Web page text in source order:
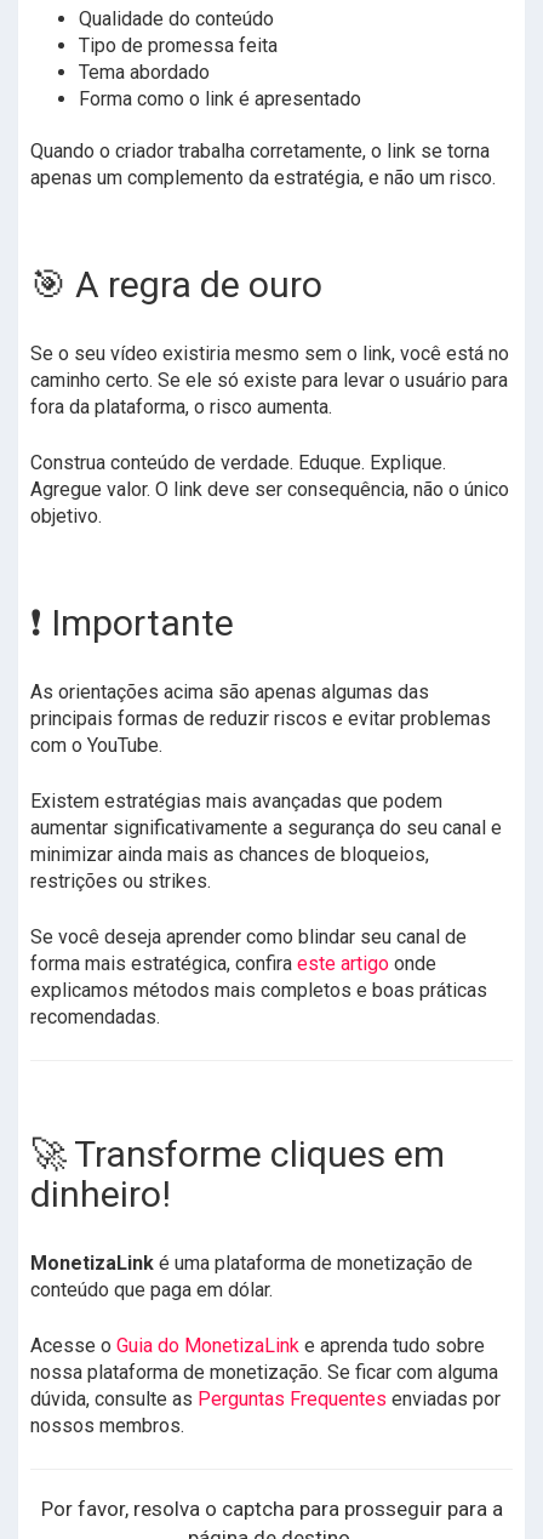
Qualidade do conteúdo
Tipo de promessa feita
Tema abordado
Forma como o link é apresentado
Quando o criador trabalha corretamente, o link se torna
apenas um complemento da estratégia, e não um risco.
🎯 A regra de ouro
Se o seu vídeo existiria mesmo sem o link, você está no
caminho certo. Se ele só existe para levar o usuário para
fora da plataforma, o risco aumenta.
Construa conteúdo de verdade. Eduque. Explique.
Agregue valor. O link deve ser consequência, não o único
objetivo.
❗ Importante
As orientações acima são apenas algumas das
principais formas de reduzir riscos e evitar problemas
com o YouTube.
Existem estratégias mais avançadas que podem
aumentar significativamente a segurança do seu canal e
minimizar ainda mais as chances de bloqueios,
restrições ou strikes.
Se você deseja aprender como blindar seu canal de
forma mais estratégica, confira este artigo onde
explicamos métodos mais completos e boas práticas
recomendadas.
🚀 Transforme cliques em
dinheiro!
MonetizaLink é uma plataforma de monetização de
conteúdo que paga em dólar.
Acesse o Guia do MonetizaLink e aprenda tudo sobre
nossa plataforma de monetização. Se ficar com alguma
dúvida, consulte as Perguntas Frequentes enviadas por
nossos membros.
Por favor, resolva o captcha para prosseguir para a